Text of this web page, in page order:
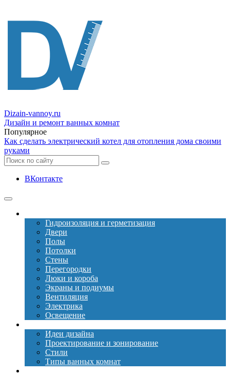
Dizain-vannoy.ru
Дизайн и ремонт ванных комнат
Популярное
Как сделать электрический котел для отопления дома своими
руками
ВКонтакте
Гидроизоляция и герметизация
Двери
Полы
Потолки
Стены
Перегородки
Люки и короба
Экраны и подиумы
Вентиляция
Электрика
Освещение
Идеи дизайна
Проектирование и зонирование
Стили
Типы ванных комнат